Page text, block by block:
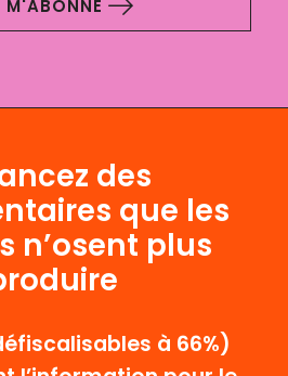
M'ABONNE
des
que les
n’osent plus
à 66%)